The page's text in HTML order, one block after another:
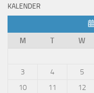
KALENDER
M
T W
3
4 5
10
11 12